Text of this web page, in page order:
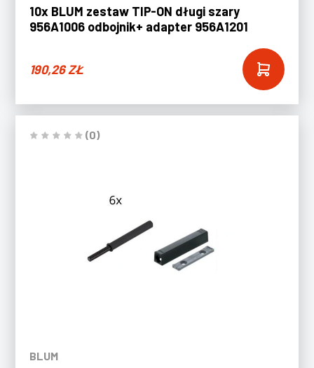
10x BLUM zestaw TIP-ON długi szary
956A1006 odbojnik+ adapter 956A1201
190,26ZŁ
(0)
BLUM